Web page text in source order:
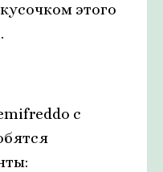
этого
с